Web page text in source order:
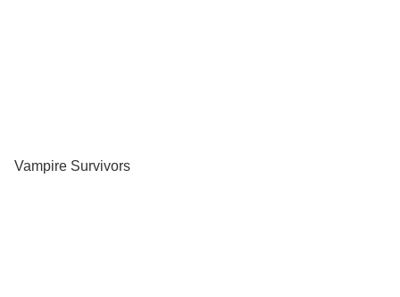
Vampire Survivors